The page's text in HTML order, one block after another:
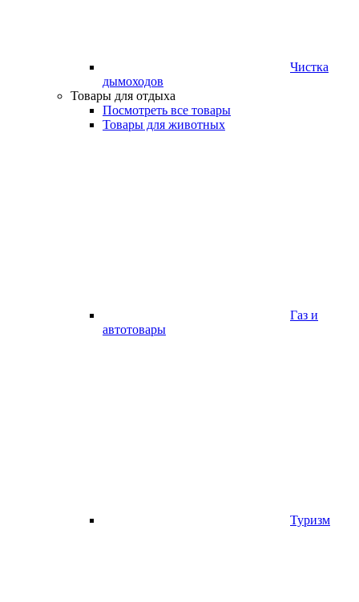
Чистка
дымоходов
Товары для отдыха
Посмотреть все товары
Товары для животных
Газ и
автотовары
Туризм